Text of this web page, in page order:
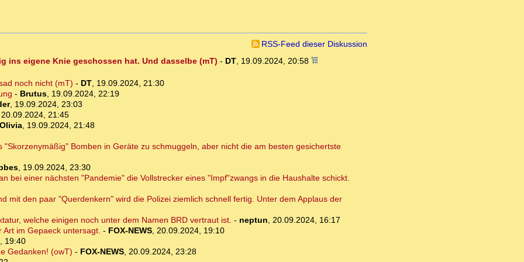
RSS-Feed dieser Diskussion
ins eigene Knie geschossen hat. Und dasselbe (mT) - DT, 19.09.2024, 20:58
noch nicht (mT) - DT, 19.09.2024, 21:30
- Brutus, 19.09.2024, 22:19
, 19.09.2024, 23:03
20.09.2024, 21:45
, 19.09.2024, 21:48
Bomben in Geräte zu schmuggeln, aber nicht die am besten gesichertste
, 19.09.2024, 23:30
bei einer nächsten "Pandemie" die Vollstrecker eines "Impf"zwangs in die Haushalte schickt.
mit den paar "Querdenkern" wird die Polizei ziemlich schnell fertig. Unter dem Applaus der
welche einigen noch unter dem Namen BRD vertraut ist. - neptun, 20.09.2024, 16:17
im Gepaeck untersagt. - FOX-NEWS, 20.09.2024, 19:10
19:40
Gedanken! (owT) - FOX-NEWS, 20.09.2024, 23:28